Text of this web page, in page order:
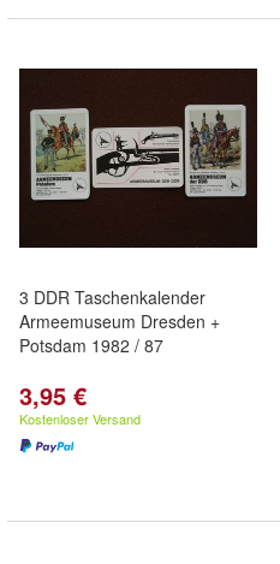
3 DDR Taschenkalender
Armeemuseum Dresden +
Potsdam 1982 / 87
3,95 €
Kostenloser Versand